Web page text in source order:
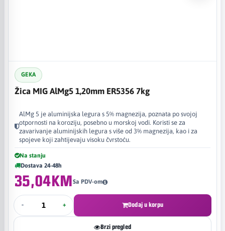
GEKA
Žica MIG AlMg5 1,20mm ER5356 7kg
AlMg 5 je aluminijska legura s 5% magnezija, poznata po svojoj
otpornosti na koroziju, posebno u morskoj vodi. Koristi se za
zavarivanje aluminijskih legura s više od 3% magnezija, kao i za
spojeve koji zahtijevaju visoku čvrstoću.
Na stanju
Dostava 24-48h
35,04KMSa PDV-om
- + Dodaj u korpu
Brzi pregled